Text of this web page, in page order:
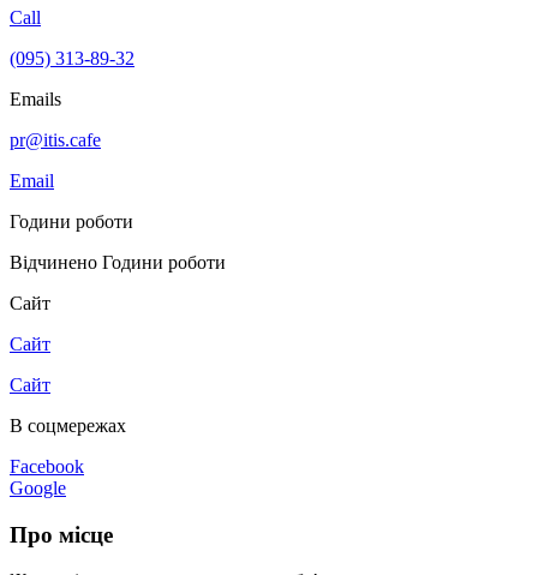
Call
(095) 313-89-32
Emails
pr@itis.cafe
Email
Години роботи
Відчинено Години роботи
Сайт
Сайт
Сайт
В соцмережах
Facebook
Google
Про місце